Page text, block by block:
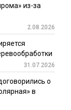
из-за
2.08.2026
31.07.2026
о
в